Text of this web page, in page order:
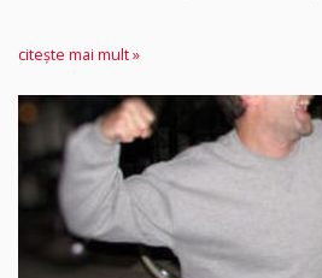
citește mai mult »